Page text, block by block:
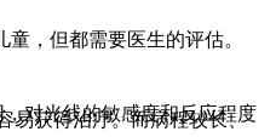
，但都需要医生的评估。
对光线的敏感度和反应程度
易获得治疗。而病程较长、